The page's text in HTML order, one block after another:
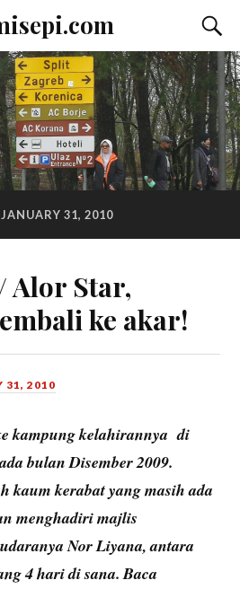
JANUARY 31, 2010
Alor Star,
ke akar!
31, 2010
kampung kelahirannya di
bulan Disember 2009.
kaum kerabat yang masih ada
menghadiri majlis
Nor Liyana, antara
4 hari di sana. Baca